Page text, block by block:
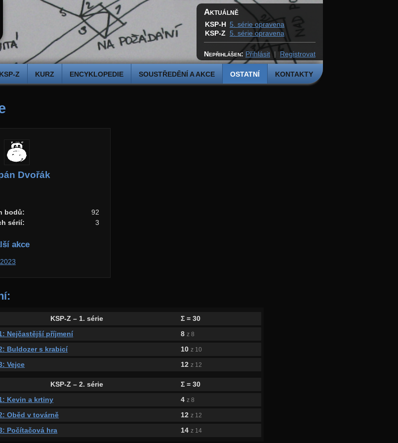
KSP-Z KURZ ENCYKLOPEDIE SOUSTŘEDĚNÍ A AKCE OSTATNÍ KONTAKTY
Aktuálně
KSP-H 5. série opravena
KSP-Z 5. série opravena
Nepřihlášen: Přihlásit | Registrovat
Dvořák
bodů:
92
sérií:
3
akce
KSP-Z – 1. série
Σ = 30
Nejčastější příjmení
8 z 8
Buldozer s krabicí 10 z 10
Vejce 12 z 12
KSP-Z – 2. série
Σ = 30
Kevin a krtiny
4 z 8
Oběd v továrně 12 z 12
Počítačová hra 14 z 14